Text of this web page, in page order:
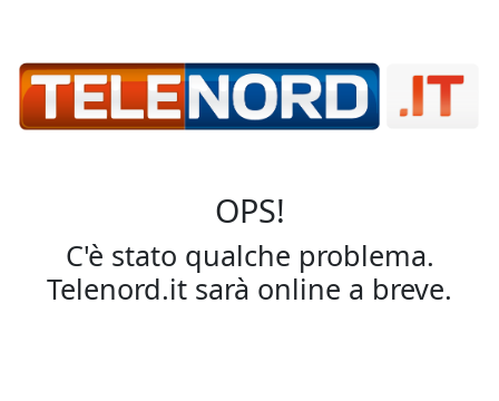
OPS!
C'è stato qualche problema.
Telenord.it sarà online a breve.